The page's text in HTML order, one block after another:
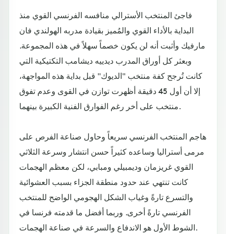
فاجئ المنتخب الأسترالي منافسه الفرنسي القوي منذ
البداية بالأداء القوي والمُميز بقيادة مدربه الهولندي فان
مارفيك وأثبت أنه لن يكون خصماً سهلاً في هذه المجموعة.
وبعثر كل أوراق المدرب ديدييه ديشامب التكتيكية التي
كانت تُرجح كفة منتخب "الديوك" قبل بداية هذه المواجهة،
إلا أن أول 45 دقيقة أظهرت توازن في القوى وعدم تفوق
منتخب على أخر رغم الفوارق الفنية الكبيرة بينهما.
هاجم المنتخب الفرنسي سريعاً وحاول صناعة الفرص على
مرمى أستراليا وساعده كثيراً حسن انتشار وسرعة الثلاثي
القوي غريزمان وديمبيلي ومبابي، لكن معظم الهجمات
كانت تنتهي عند حدود منطقة الجزاء بسبب العشوائية
والتسرع تارةً وغياب الشكل الهجومي الواضح للمنتخب
الفرنسي تارةً أخرى. وربما أفضل ما قدمته فرنسا في
الشوط الأول هو الاندفاع والسرعة في صناعة الهجمات.